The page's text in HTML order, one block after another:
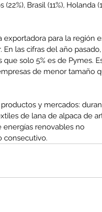
Brasil (11%), Holanda
exportadora para la región
las cifras del año pasado,
solo 5% es de Pymes.
de menor tamaño
y mercados:
de lana de alpaca de
energías renovables no
consecutivo.